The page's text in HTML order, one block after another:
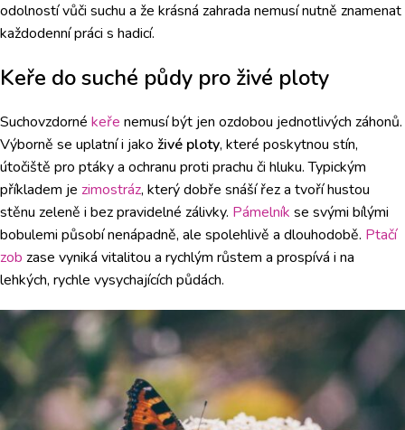
odolností vůči suchu a že krásná zahrada nemusí nutně znamenat
každodenní práci s hadicí.
Keře do suché půdy pro živé ploty
Suchovzdorné keře nemusí být jen ozdobou jednotlivých záhonů.
Výborně se uplatní i jako živé ploty, které poskytnou stín,
útočiště pro ptáky a ochranu proti prachu či hluku. Typickým
příkladem je zimostráz, který dobře snáší řez a tvoří hustou
stěnu zeleně i bez pravidelné zálivky. Pámelník se svými bílými
bobulemi působí nenápadně, ale spolehlivě a dlouhodobě. Ptačí
zob zase vyniká vitalitou a rychlým růstem a prospívá i na
lehkých, rychle vysychajících půdách.